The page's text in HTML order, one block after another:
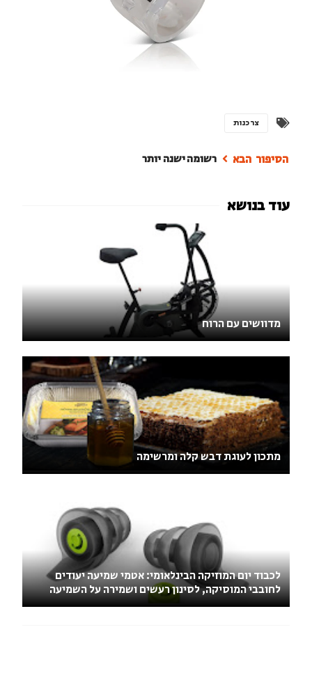
צרכנות
רשומה ישנה יותר
מדוושים עם הרוח
מתכון לעוגת דבש קלה ומרשימה
לכבוד יום המוזיקה הבינלאומי: אטמי שמיעה יעודים
לחובבי המוסיקה, לסינון רעשים ושמירה על השמיעה